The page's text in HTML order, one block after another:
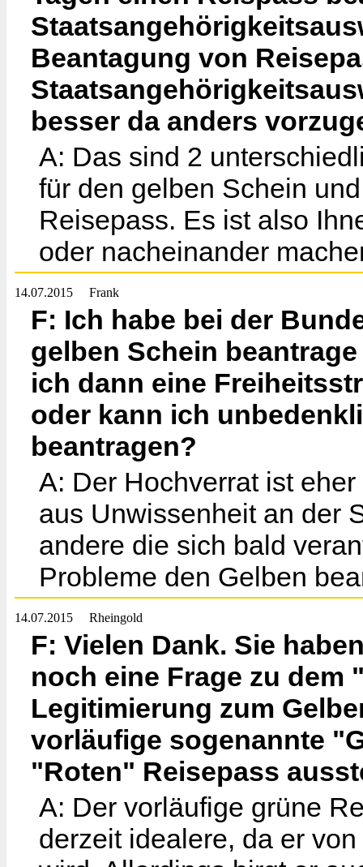
Beantagung von
besser da anders
A: Das sind 2
für den gelben Schein
Reisepass. Es ist also
oder nacheinander
14.07.2015 Frank
F: Ich habe bei der
gelben Schein
ich dann eine
oder kann ich
beantragen?
A: Der Hochverrat ist
aus Unwissenheit an der
andere die sich bald
Probleme den Gelben
14.07.2015 Rheingold
F: Vielen Dank. Sie
noch eine Frage zu dem
Legitimierung zum
vorläufige sogenannte
"Roten" Reisepass
A: Der vorläufige grüne
derzeit idealere, da er